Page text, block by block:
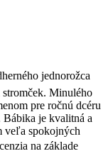
jednorožca
stromček. Minulého
pre ročnú dcéru
je kvalitná a
veľa spokojných
na základe